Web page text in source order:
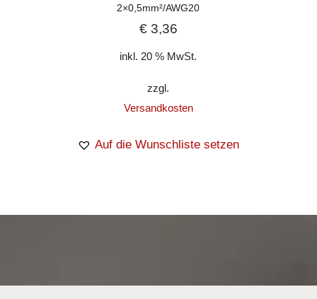
2×0,5mm²/AWG20
€3,36
inkl. 20 % MwSt.
zzgl.
Versandkosten
Auf die Wunschliste setzen